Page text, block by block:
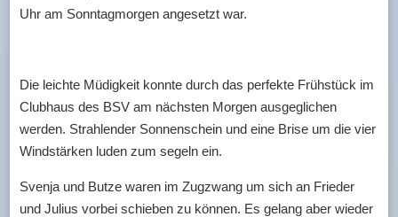
Uhr am Sonntagmorgen angesetzt war.
Die leichte Müdigkeit konnte durch das perfekte Frühstück im
Clubhaus des BSV am nächsten Morgen ausgeglichen
werden. Strahlender Sonnenschein und eine Brise um die vier
Windstärken luden zum segeln ein.
Svenja und Butze waren im Zugzwang um sich an Frieder
und Julius vorbei schieben zu können. Es gelang aber wieder